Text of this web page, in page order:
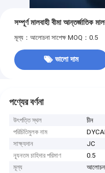
সম্পূর্ণ মালবাহী বীমা আন্তর্জাতিক
মূল্য：আলোচনা সাপেক্ষ MOQ：0.5
ভালো দাম
পণ্যের বর্ণনা
উৎপত্তি স্থল
চীন
পরিচিতিমুলক নাম
সাক্ষ্যদান
JC
ন্যূনতম চাহিদার পরিমাণ
0.5
মূল্য